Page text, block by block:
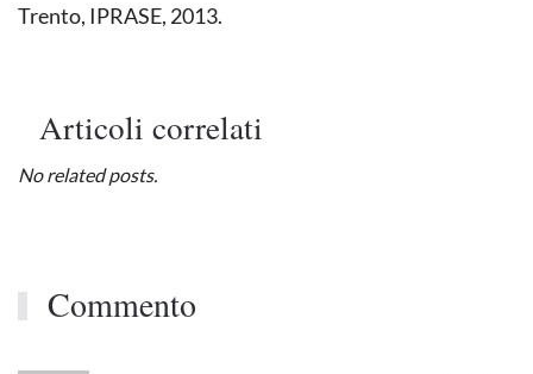
Trento, IPRASE, 2013.
Articoli correlati
No related posts.
Commento